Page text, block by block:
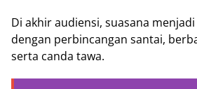
Di akhir audiensi, suasana
dengan perbincangan santai,
serta canda tawa.